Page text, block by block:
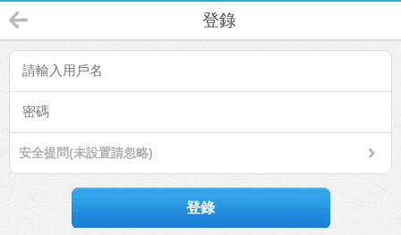
登錄
安全提問(未設置請忽略)
登錄